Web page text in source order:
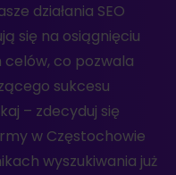
działania SEO
się na osiągnięciu
co pozwala
sukcesu
– zdecyduj się
w Częstochowie
wyszukiwania już